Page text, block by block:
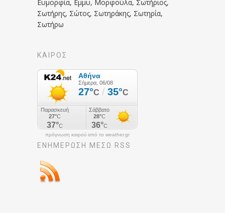
Ευμορφία, Εμμυ, Μορφούλα, Σωτήριος,
Σωτήρης, Σώτος, Σωτηράκης, Σωτηρία,
Σωτήρω
ΚΑΙΡΟΣ
πρόγνωση καιρού από το weather.gr
ΕΝΗΜΈΡΩΣΉ ΜΕΣΩ RSS